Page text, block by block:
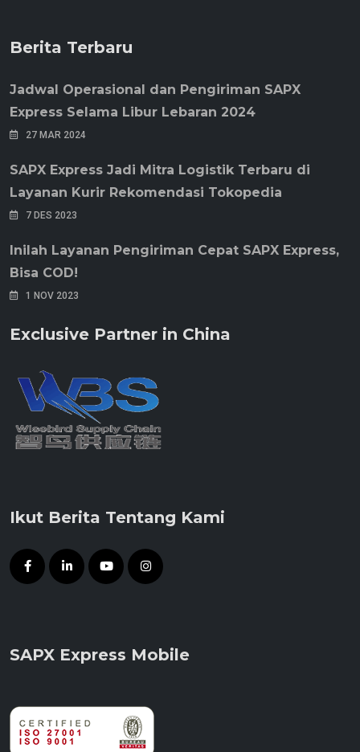
Berita Terbaru
Jadwal Operasional dan Pengiriman SAPX
Express Selama Libur Lebaran 2024
27 MAR 2024
SAPX Express Jadi Mitra Logistik Terbaru di
Layanan Kurir Rekomendasi Tokopedia
7 DES 2023
Inilah Layanan Pengiriman Cepat SAPX Express,
Bisa COD!
1 NOV 2023
Exclusive Partner in China
Ikut Berita Tentang Kami
SAPX Express Mobile